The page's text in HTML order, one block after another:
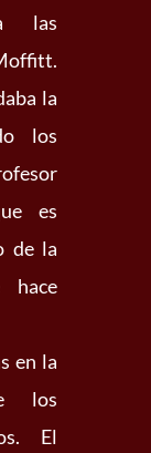
las
la
los
es
de la
en la
los
El